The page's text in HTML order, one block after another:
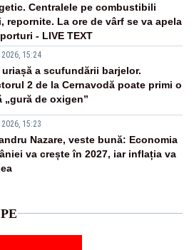
Centralele pe combustibili
repornite. La ore de vârf se va apela
- LIVE TEXT
15:24
uriașă a scufundării barjelor.
2 de la Cernavodă poate primi o
„gură de oxigen”
15:23
Nazare, veste bună: Economia
va crește în 2027, iar inflația va